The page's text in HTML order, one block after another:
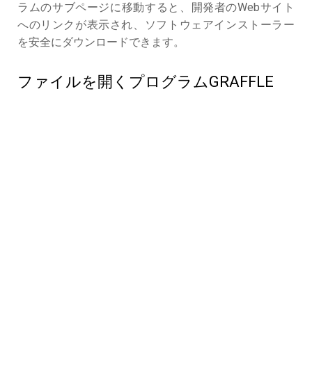
ラムのサブページに移動すると、開発者のWebサイト
へのリンクが表示され、ソフトウェアインストーラー
を安全にダウンロードできます。
ファイルを開くプログラムGRAFFLE